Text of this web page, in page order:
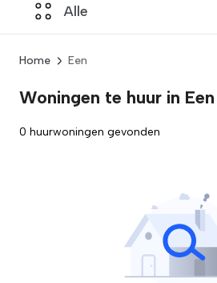
Alle
Home Een
Woningen te huur in Een
0 huurwoningen gevonden